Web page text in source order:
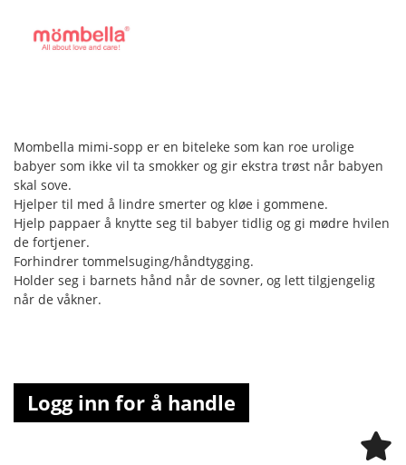
Mombella mimi-sopp er en biteleke som kan roe urolige
babyer som ikke vil ta smokker og gir ekstra trøst når babyen
skal sove.
Hjelper til med å lindre smerter og kløe i gommene.
Hjelp pappaer å knytte seg til babyer tidlig og gi mødre hvilen
de fortjener.
Forhindrer tommelsuging/håndtygging.
Holder seg i barnets hånd når de sovner, og lett tilgjengelig
når de våkner.
Logg inn for å handle